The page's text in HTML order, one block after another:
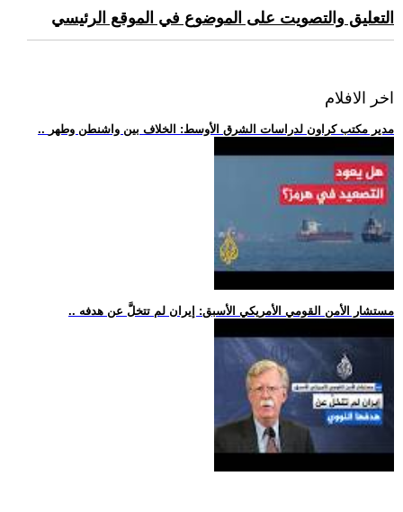
التعليق والتصويت على الموضوع في الموقع الرئيسي
اخر الافلام
.. مدير مكتب كراون لدراسات الشرق الأوسط: الخلاف بين واشنطن وطهر
.. مستشار الأمن القومي الأمريكي الأسبق: إيران لم تتخلَّ عن هدفه